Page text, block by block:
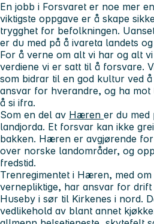
En jobb i Forsvaret er noe mer
viktigste oppgave er å skape
trygghet for befolkningen.
er du med på å ivareta landets
For å verne om alt vi har og alt
verdiene vi er satt til å forsvare.
som bidrar til en god kultur ved
ansvar for hverandre, og ha mot
å si ifra.
Som en del av Hæren er du med
landjorda. Et forsvar kan ikke
bakken. Hæren er avgjørende
over norske landområder, og
fredstid.
Trenregimentet i Hæren, med
vernepliktige, har ansvar for
Huseby i sør til Kirkenes i nord.
vedlikehold av blant annet